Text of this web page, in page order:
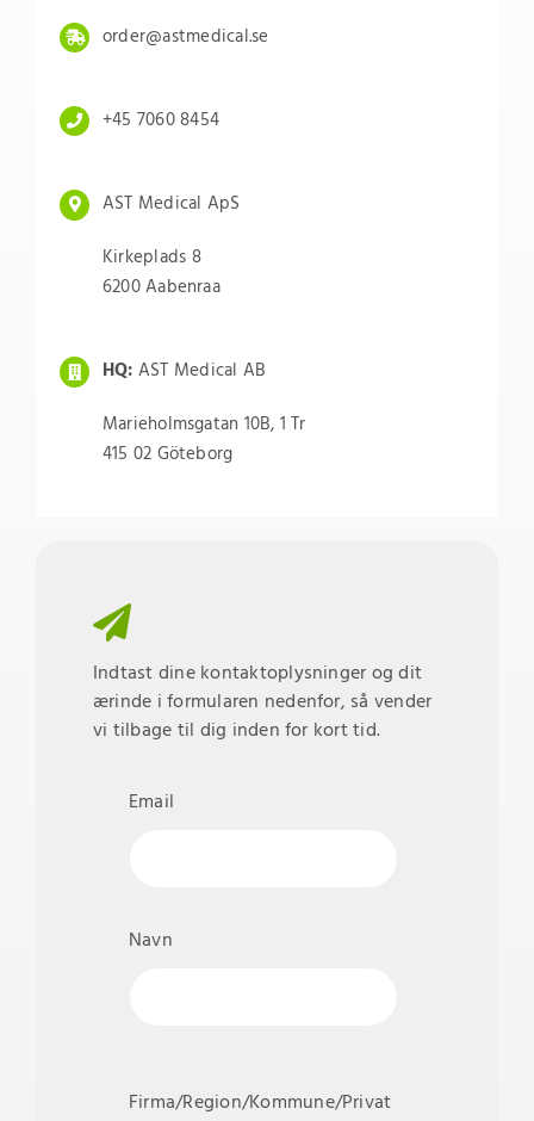
Indtast dine kontaktoplysninger og dit
ærinde i formularen nedenfor, så vender
vi tilbage til dig inden for kort tid.
Email
Navn
Firma/Region/Kommune/Privat
order@astmedical.se
+45 7060 8454
AST Medical ApS
Kirkeplads 8
6200 Aabenraa
HQ: AST Medical AB
Marieholmsgatan 10B, 1 Tr
415 02 Göteborg